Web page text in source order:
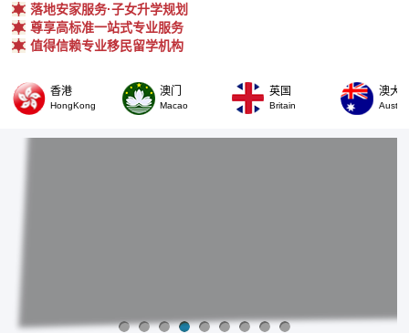
落地安家服务·子女升学规划
尊享高标准一站式专业服务
值得信赖专业移民留学机构
香港
HongKong
澳门
Macao
英国
Britain
澳大